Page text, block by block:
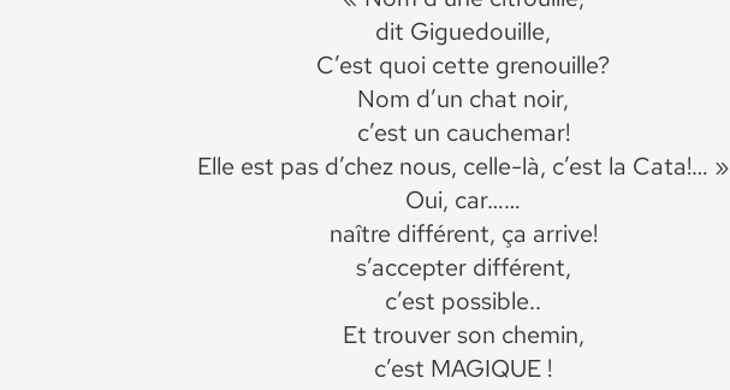
dit Giguedouille,
C’est quoi cette grenouille?
Nom d’un chat noir,
c’est un cauchemar!
Elle est pas d’chez nous, celle-là, c’est la Cata!… »
Oui, car……
naître différent, ça arrive!
s’accepter différent,
c’est possible..
Et trouver son chemin,
c’est MAGIQUE !